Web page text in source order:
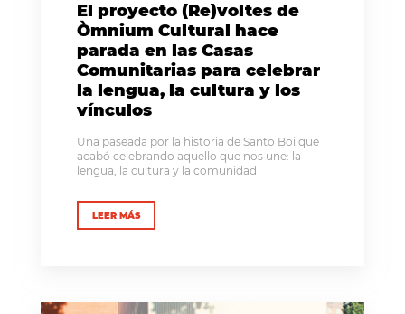
El proyecto (Re)voltes de
Òmnium Cultural hace
parada en las Casas
Comunitarias para celebrar
la lengua, la cultura y los
vínculos
Una paseada por la historia de Santo Boi que
acabó celebrando aquello que nos une: la
lengua, la cultura y la comunidad
LEER MÁS